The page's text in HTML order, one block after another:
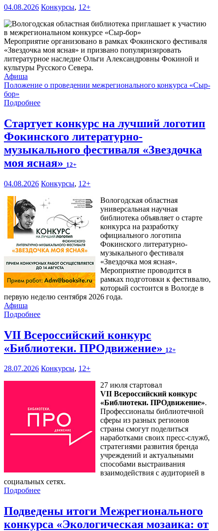
04.08.2026 Конкурсы, 12+
Мероприятие организовано в рамках Фокинского фестиваля
«Звездочка моя ясная» и призвано популяризировать
литературное наследие Ольги Александровны Фокиной и
культуры Русского Севера.
Афиша
Положение о проведении межрегионального конкурса «Сыр-
бор»
Подробнее
Стартует конкурс на лучший логотип
Фокинского литературно-
музыкального фестиваля «Звездочка
моя ясная» 12+
04.08.2026 Конкурсы, 12+
Вологодская областная
универсальная научная
библиотека объявляет о старте
конкурса на разработку
официального логотипа
Фокинского литературно-
музыкального фестиваля
«Звездочка моя ясная».
Мероприятие проводится в
рамках подготовки к фестивалю,
который состоится в Вологде в
первую неделю сентября 2026 года.
Афиша
Подробнее
VII Всероссийский конкурс
«Библиотеки. ПРОдвижение» 12+
28.07.2026 Конкурсы, 12+
27 июля стартовал
VII Всероссийский конкурс
«Библиотеки. ПРОдвижение».
Профессионалы библиотечной
сферы из разных регионов
страны смогут поделиться
наработками своих пресс-служб,
стратегиями развития бренда
учреждений и актуальными
способами выстраивания
взаимодействия с аудиторией в
социальных сетях.
Подробнее
Подведены итоги Межрегионального
конкурса «Экологическая мозаика: от